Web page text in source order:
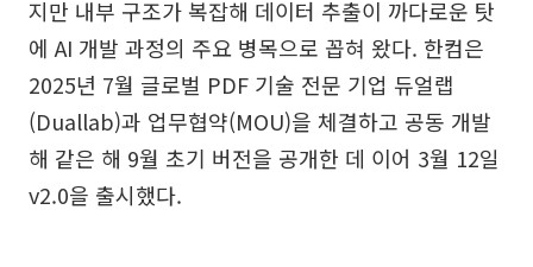
지만 내부 구조가 복잡해 데이터 추출이 까다로운 탓
에 AI 개발 과정의 주요 병목으로 꼽혀 왔다. 한컴은
2025년 7월 글로벌 PDF 기술 전문 기업 듀얼랩
(Duallab)과 업무협약(MOU)을 체결하고 공동 개발
해 같은 해 9월 초기 버전을 공개한 데 이어 3월 12일
v2.0을 출시했다.